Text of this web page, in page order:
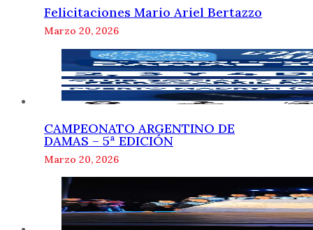
Felicitaciones Mario Ariel Bertazzo
Marzo 20, 2026
CAMPEONATO ARGENTINO DE
DAMAS – 5ª EDICIÓN
Marzo 20, 2026